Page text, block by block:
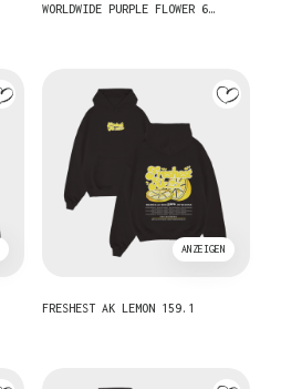
WORLDWIDE PURPLE FLOWER 6…
ANZEIGEN
FRESHEST AK LEMON 159.1